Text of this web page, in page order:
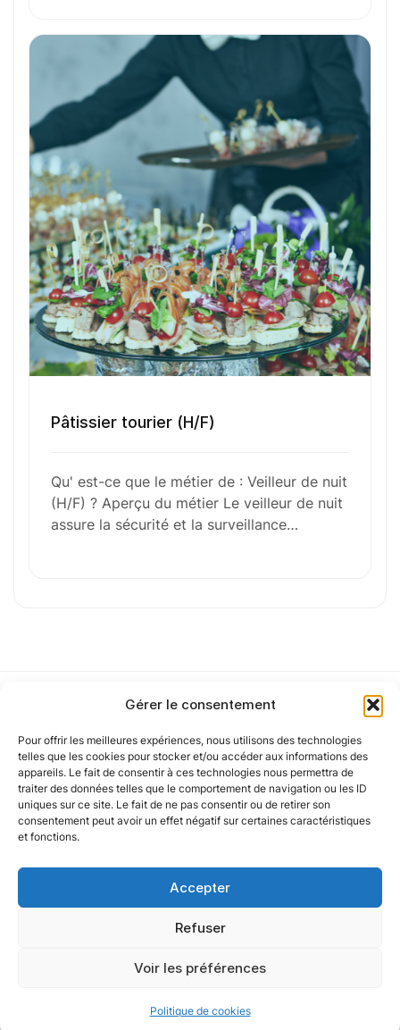
Gérer le consentement
Pour offrir les meilleures expériences, nous utilisons des technologies
telles que les cookies pour stocker et/ou accéder aux informations des
appareils. Le fait de consentir à ces technologies nous permettra de
traiter des données telles que le comportement de navigation ou les ID
uniques sur ce site. Le fait de ne pas consentir ou de retirer son
consentement peut avoir un effet négatif sur certaines caractéristiques
et fonctions.
Accepter
Refuser
Voir les préférences
Politique de cookies
Votre nom
Votre e-mail
Numéro de téléphone
Sélectionner une agence Oxygène Intérim/ BTT
ou
Parcourir les fichiers
0sur 1
Pâtissier tourier (H/F)
Qu' est-ce que le métier de : Veilleur de nuit
(H/F) ? Aperçu du métier Le veilleur de nuit
assure la sécurité et la surveillance…
Notre politique
Nos agences
Nos autres marques
Nos réseaux